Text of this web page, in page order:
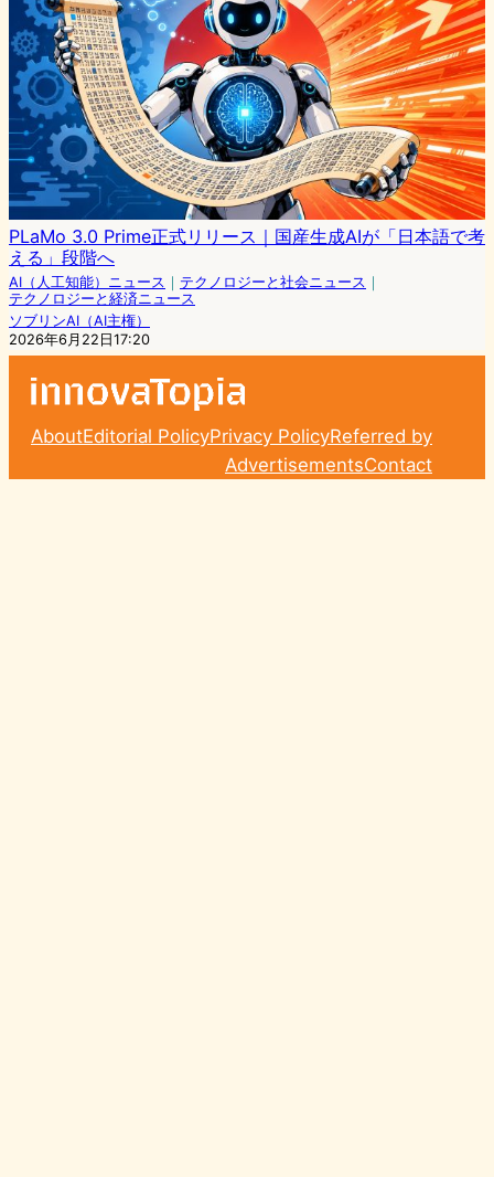
PLaMo 3.0 Prime正式リリース｜国産生成AIが「日本語で考
える」段階へ
AI（人工知能）ニュース ｜ テクノロジーと社会ニュース ｜
テクノロジーと経済ニュース
ソブリンAI（AI主権）
2026年6月22日17:20
AboutEditorial PolicyPrivacy PolicyReferred by
AdvertisementsContact